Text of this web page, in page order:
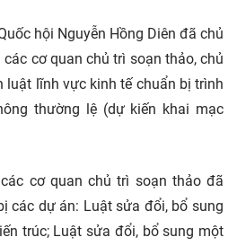
hội Nguyễn Hồng Diên đã chủ
cơ quan chủ trì soạn thảo, chủ
luật lĩnh vực kinh tế chuẩn bị trình
thường lệ (dự kiến khai mạc
cơ quan chủ trì soạn thảo đã
các dự án: Luật sửa đổi, bổ sung
trúc; Luật sửa đổi, bổ sung một